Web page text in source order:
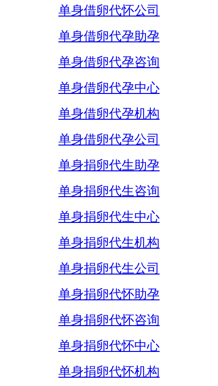
单身借卵代怀公司
单身借卵代孕助孕
单身借卵代孕咨询
单身借卵代孕中心
单身借卵代孕机构
单身借卵代孕公司
单身捐卵代生助孕
单身捐卵代生咨询
单身捐卵代生中心
单身捐卵代生机构
单身捐卵代生公司
单身捐卵代怀助孕
单身捐卵代怀咨询
单身捐卵代怀中心
单身捐卵代怀机构